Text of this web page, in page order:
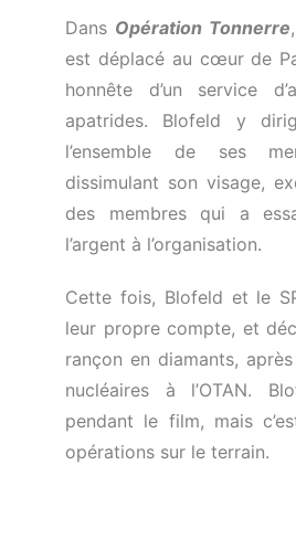
Dans Opération Tonnerre
est déplacé au cœur de
honnête d’un service
apatrides. Blofeld y
l’ensemble de ses
dissimulant son visage,
des membres qui a
l’argent à l’organisation.
Cette fois, Blofeld et le
leur propre compte, et
rançon en diamants,
nucléaires à l’OTAN.
pendant le film, mais
opérations sur le terrain.